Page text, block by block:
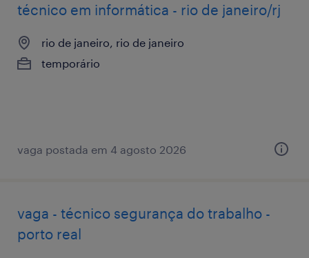
técnico em informática - rio de janeiro/rj
rio de janeiro, rio de janeiro
temporário
vaga postada em 4 agosto 2026
vaga - técnico segurança do trabalho -
porto real